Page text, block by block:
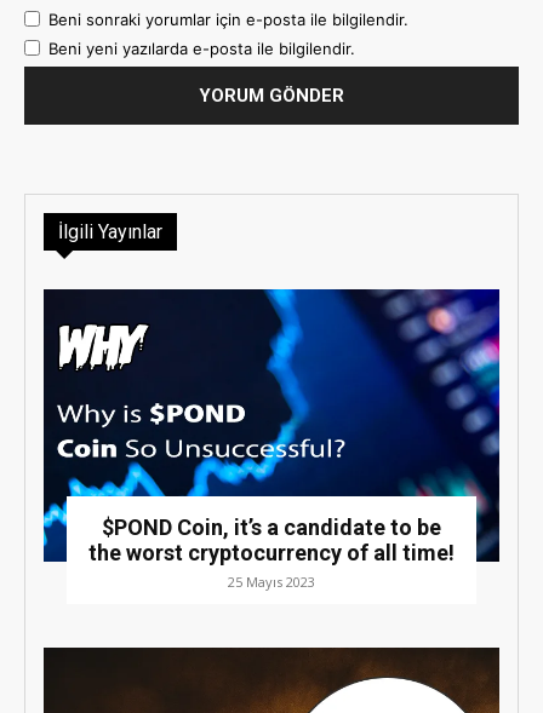
Beni sonraki yorumlar için e-posta ile bilgilendir.
Beni yeni yazılarda e-posta ile bilgilendir.
İlgili Yayınlar
$POND Coin, it’s a candidate to be
the worst cryptocurrency of all time!
25 Mayıs 2023